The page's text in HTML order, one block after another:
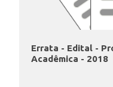
Errata - Edital -
Acadêmica - 2018